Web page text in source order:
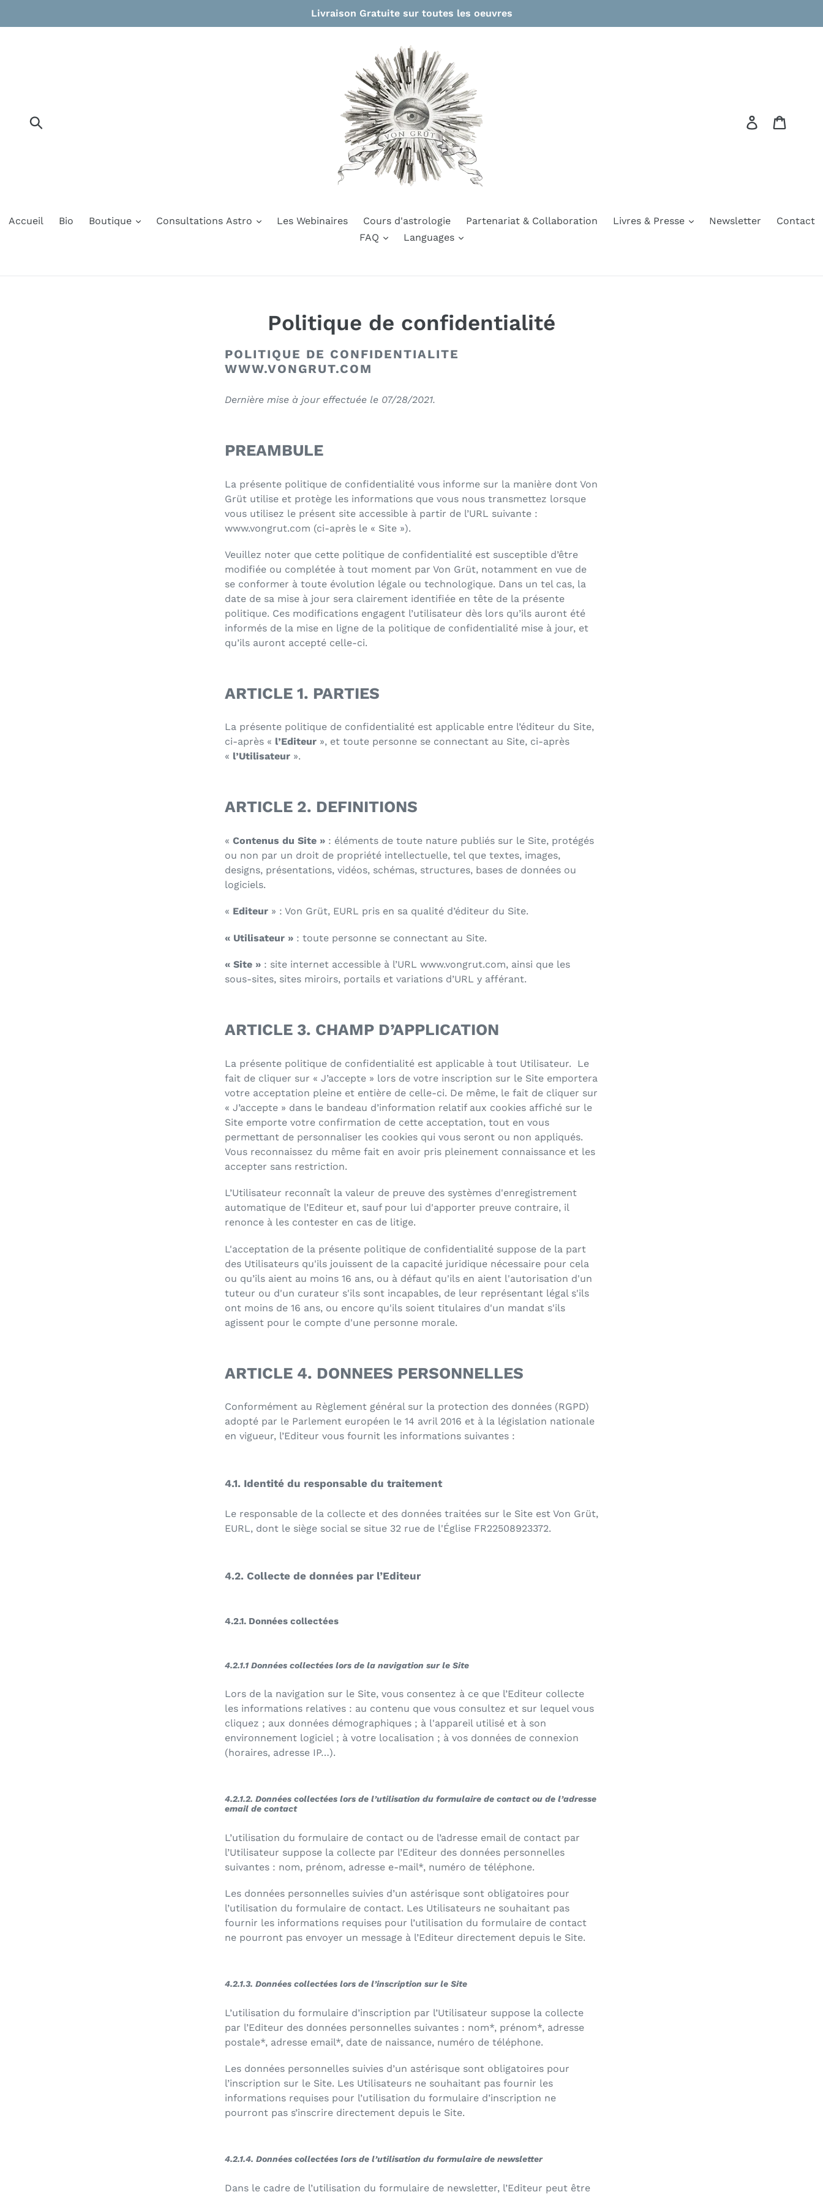
Livraison Gratuite sur toutes les oeuvres
Se connecter
Accueil Bio Boutique Consultations Astro Les Webinaires Cours d'astrologie Partenariat & Collaboration Livres & Presse Newsletter
Contact
FAQ
Languages
Politique de confidentialité
POLITIQUE DE CONFIDENTIALITE
WWW.VONGRUT.COM
Dernière mise à jour effectuée le 07/28/2021.
PREAMBULE
La présente politique de confidentialité vous informe sur la manière dont Von
Grüt utilise et protège les informations que vous nous transmettez lorsque
vous utilisez le présent site accessible à partir de l’URL suivante :
www.vongrut.com (ci-après le « Site »).
Veuillez noter que cette politique de confidentialité est susceptible d’être
modifiée ou complétée à tout moment par Von Grüt, notamment en vue de
se conformer à toute évolution légale ou technologique. Dans un tel cas, la
date de sa mise à jour sera clairement identifiée en tête de la présente
politique. Ces modifications engagent l’utilisateur dès lors qu’ils auront été
informés de la mise en ligne de la politique de confidentialité mise à jour, et
qu’ils auront accepté celle-ci.
ARTICLE 1. PARTIES
La présente politique de confidentialité est applicable entre l’éditeur du Site,
ci-après « l’Editeur », et toute personne se connectant au Site, ci-après
« l’Utilisateur ».
ARTICLE 2. DEFINITIONS
« Contenus du Site » : éléments de toute nature publiés sur le Site, protégés
ou non par un droit de propriété intellectuelle, tel que textes, images,
designs, présentations, vidéos, schémas, structures, bases de données ou
logiciels.
« Editeur » : Von Grüt, EURL pris en sa qualité d’éditeur du Site.
« Utilisateur » : toute personne se connectant au Site.
« Site » : site internet accessible à l’URL www.vongrut.com, ainsi que les
sous-sites, sites miroirs, portails et variations d’URL y afférant.
ARTICLE 3. CHAMP D’APPLICATION
La présente politique de confidentialité est applicable à tout Utilisateur. Le
fait de cliquer sur « J’accepte » lors de votre inscription sur le Site emportera
votre acceptation pleine et entière de celle-ci. De même, le fait de cliquer sur
« J’accepte » dans le bandeau d’information relatif aux cookies affiché sur le
Site emporte votre confirmation de cette acceptation, tout en vous
permettant de personnaliser les cookies qui vous seront ou non appliqués.
Vous reconnaissez du même fait en avoir pris pleinement connaissance et les
accepter sans restriction.
L’Utilisateur reconnaît la valeur de preuve des systèmes d'enregistrement
automatique de l’Editeur et, sauf pour lui d'apporter preuve contraire, il
renonce à les contester en cas de litige.
L'acceptation de la présente politique de confidentialité suppose de la part
des Utilisateurs qu'ils jouissent de la capacité juridique nécessaire pour cela
ou qu’ils aient au moins 16 ans, ou à défaut qu'ils en aient l'autorisation d'un
tuteur ou d'un curateur s'ils sont incapables, de leur représentant légal s'ils
ont moins de 16 ans, ou encore qu'ils soient titulaires d'un mandat s'ils
agissent pour le compte d'une personne morale.
ARTICLE 4. DONNEES PERSONNELLES
Conformément au Règlement général sur la protection des données (RGPD)
adopté par le Parlement européen le 14 avril 2016 et à la législation nationale
en vigueur, l’Editeur vous fournit les informations suivantes :
4.1. Identité du responsable du traitement
Le responsable de la collecte et des données traitées sur le Site est Von Grüt,
EURL, dont le siège social se situe 32 rue de l'Église FR22508923372.
4.2. Collecte de données par l’Editeur
4.2.1. Données collectées
4.2.1.1 Données collectées lors de la navigation sur le Site
Lors de la navigation sur le Site, vous consentez à ce que l’Editeur collecte
les informations relatives : au contenu que vous consultez et sur lequel vous
cliquez ; aux données démographiques ; à l'appareil utilisé et à son
environnement logiciel ; à votre localisation ; à vos données de connexion
(horaires, adresse IP…).
4.2.1.2. Données collectées lors de l’utilisation du formulaire de contact ou de l’adresse
email de contact
L’utilisation du formulaire de contact ou de l’adresse email de contact par
l’Utilisateur suppose la collecte par l’Editeur des données personnelles
suivantes : nom, prénom, adresse e-mail*, numéro de téléphone.
Les données personnelles suivies d’un astérisque sont obligatoires pour
l’utilisation du formulaire de contact. Les Utilisateurs ne souhaitant pas
fournir les informations requises pour l’utilisation du formulaire de contact
ne pourront pas envoyer un message à l’Editeur directement depuis le Site.
4.2.1.3. Données collectées lors de l’inscription sur le Site
L’utilisation du formulaire d’inscription par l’Utilisateur suppose la collecte
par l’Editeur des données personnelles suivantes : nom*, prénom*, adresse
postale*, adresse email*, date de naissance, numéro de téléphone.
Les données personnelles suivies d’un astérisque sont obligatoires pour
l’inscription sur le Site. Les Utilisateurs ne souhaitant pas fournir les
informations requises pour l’utilisation du formulaire d’inscription ne
pourront pas s’inscrire directement depuis le Site.
4.2.1.4. Données collectées lors de l’utilisation du formulaire de newsletter
Dans le cadre de l’utilisation du formulaire de newsletter, l’Editeur peut être